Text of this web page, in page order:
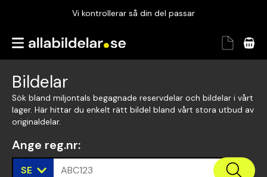
Vi kontrollerar så din del passar
Garanterad passform
Bildelar
Sök bland miljontals begagnade reservdelar och bildelar i vårt
lager. Här hittar du enkelt rätt bildel bland vårt stora utbud av
originaldelar.
Ange reg.nr:
SE ABC123